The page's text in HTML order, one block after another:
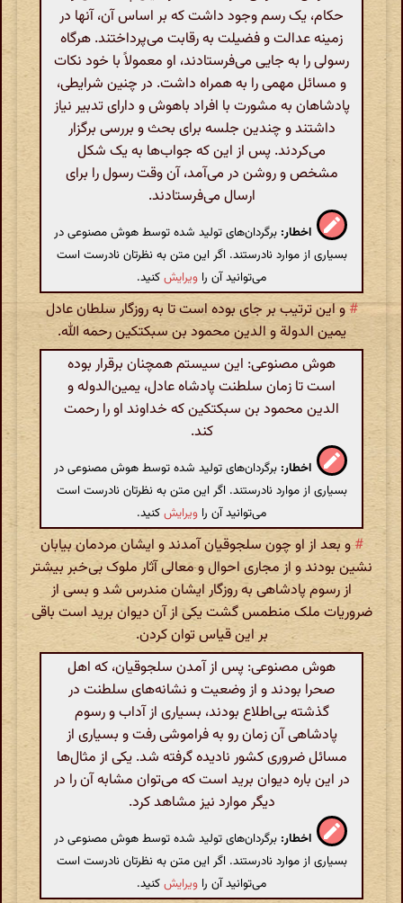
حکام، یک رسم وجود داشت که بر اساس آن، آنها در
زمینه عدالت و فضیلت به رقابت می‌پرداختند. هرگاه
رسولی را به جایی می‌فرستادند، او معمولاً با خود نکات
و مسائل مهمی را به همراه داشت. در چنین شرایطی،
پادشاهان به مشورت با افراد باهوش و دارای تدبیر نیاز
داشتند و چندین جلسه برای بحث و بررسی برگزار
می‌کردند. پس از این که جواب‌ها به یک شکل
مشخص و روشن در می‌آمد، آن وقت رسول را برای
ارسال می‌فرستادند.
اخطار: برگردان‌های تولید شده توسط هوش مصنوعی در
بسیاری از موارد نادرستند. اگر این متن به نظرتان نادرست است
می‌توانید آن را ویرایشکنید.
#و این ترتیب بر جای بوده است تا به روزگار سلطان عادل
یمین الدولة و الدین محمود بن سبکتکین رحمه الله.
هوش مصنوعی: این سیستم همچنان برقرار بوده
است تا زمان سلطنت پادشاه عادل، یمین‌الدوله و
الدین محمود بن سبکتکین که خداوند او را رحمت
کند.
اخطار: برگردان‌های تولید شده توسط هوش مصنوعی در
بسیاری از موارد نادرستند. اگر این متن به نظرتان نادرست است
می‌توانید آن را ویرایشکنید.
#و بعد از او چون سلجوقیان آمدند و ایشان مردمان بیابان
نشین بودند و از مجاری احوال و معالی آثار ملوک بی‌خبر بیشتر
از رسوم پادشاهی به روزگار ایشان مندرس شد و بسی از
ضروریات ملک منطمس گشت یکی از آن دیوان برید است باقی
بر این قیاس توان کردن.
هوش مصنوعی: پس از آمدن سلجوقیان، که اهل
صحرا بودند و از وضعیت و نشانه‌های سلطنت در
گذشته بی‌اطلاع بودند، بسیاری از آداب و رسوم
پادشاهی آن زمان رو به فراموشی رفت و بسیاری از
مسائل ضروری کشور نادیده گرفته شد. یکی از مثال‌ها
در این باره دیوان برید است که می‌توان مشابه آن را در
دیگر موارد نیز مشاهد کرد.
اخطار: برگردان‌های تولید شده توسط هوش مصنوعی در
بسیاری از موارد نادرستند. اگر این متن به نظرتان نادرست است
می‌توانید آن را ویرایشکنید.